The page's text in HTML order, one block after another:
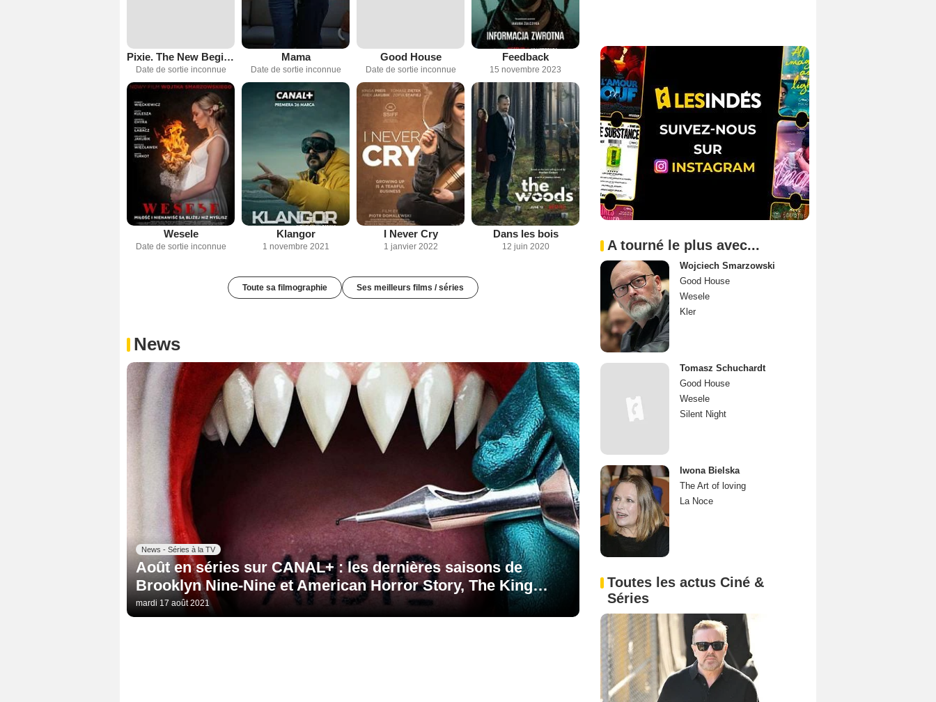
Pixie. The New Beginning
Date de sortie inconnue
Mama
Date de sortie inconnue
Good House
Date de sortie inconnue
Feedback
15 novembre 2023
Wesele
Date de sortie inconnue
Klangor
1 novembre 2021
I Never Cry
1 janvier 2022
Dans les bois
12 juin 2020
Toute sa filmographie Ses meilleurs films / séries
News
News - Séries à la TV
Août en séries sur CANAL+ : les dernières saisons de
Brooklyn Nine-Nine et American Horror Story, The King…
mardi 17 août 2021
A tourné le plus avec...
Wojciech Smarzowski
Good House
Wesele
Kler
Tomasz Schuchardt
Good House
Wesele
Silent Night
Iwona Bielska
The Art of loving
La Noce
Toutes les actus Ciné &
Séries